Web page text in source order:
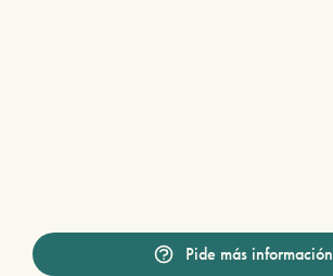
Pide más información